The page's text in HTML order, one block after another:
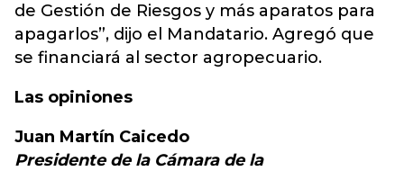
de Gestión de Riesgos y más aparatos para
apagarlos”, dijo el Mandatario. Agregó que
se financiará al sector agropecuario.
Las opiniones
Juan Martín Caicedo
Presidente de la Cámara de la